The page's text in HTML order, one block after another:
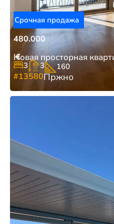
480.000
€
Новая просторная
3 3 160
#13580Пржно
Срочная продажа